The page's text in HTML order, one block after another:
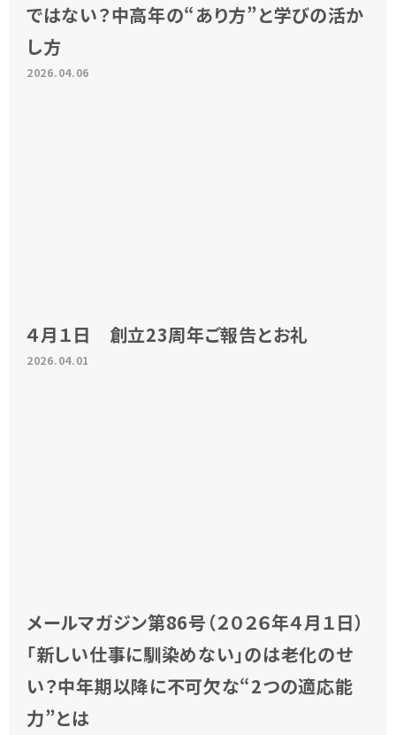
ではない？中高年の“あり方”と学びの活か
し方
2026.04.06
４月１日 創立23周年ご報告とお礼
2026.04.01
メールマガジン第86号（２０２６年４月１日）
「新しい仕事に馴染めない」のは老化のせ
い？中年期以降に不可欠な“2つの適応能
力”とは